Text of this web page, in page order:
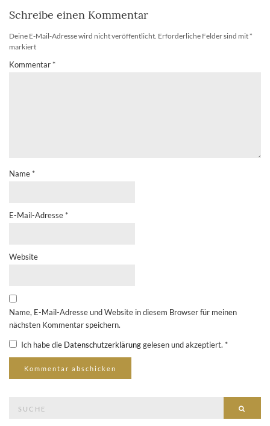
Schreibe einen Kommentar
Deine E-Mail-Adresse wird nicht veröffentlicht. Erforderliche Felder sind mit *
markiert
Kommentar *
Name *
E-Mail-Adresse *
Website
Name, E-Mail-Adresse und Website in diesem Browser für meinen
nächsten Kommentar speichern.
Ich habe die Datenschutzerklärunggelesen und akzeptiert. *